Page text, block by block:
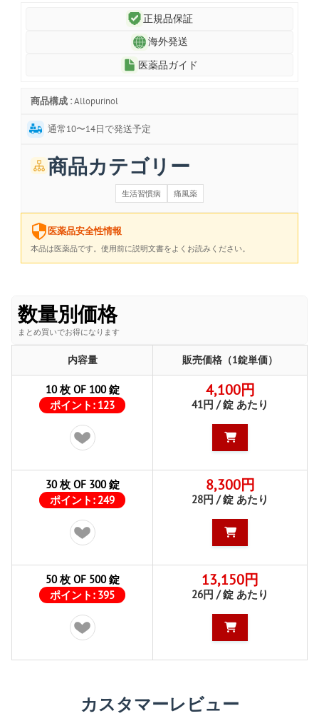
正規品保証
海外発送
医薬品ガイド
商品構成 : Allopurinol
通常10〜14日で発送予定
商品カテゴリー
生活習慣病 痛風薬
医薬品安全性情報
本品は医薬品です。使用前に説明文書をよくお読みください。
数量別価格
まとめ買いでお得になります
内容量 販売価格（1錠単価）
10 枚 OF 100 錠
ポイント: 123
4,100円
41円 / 錠 あたり
30 枚 OF 300 錠
ポイント: 249
8,300円
28円 / 錠 あたり
50 枚 OF 500 錠
ポイント: 395
13,150円
26円 / 錠 あたり
カスタマーレビュー